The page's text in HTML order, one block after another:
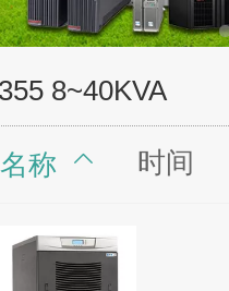
8~40KVA
名称 时间